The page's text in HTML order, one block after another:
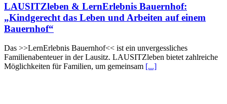
LAUSITZleben & LernErlebnis Bauernhof:
„Kindgerecht das Leben und Arbeiten auf einem
Bauernhof“
Das >>LernErlebnis Bauernhof<< ist ein unvergessliches
Familienabenteuer in der Lausitz. LAUSITZleben bietet zahlreiche
Möglichkeiten für Familien, um gemeinsam [...]